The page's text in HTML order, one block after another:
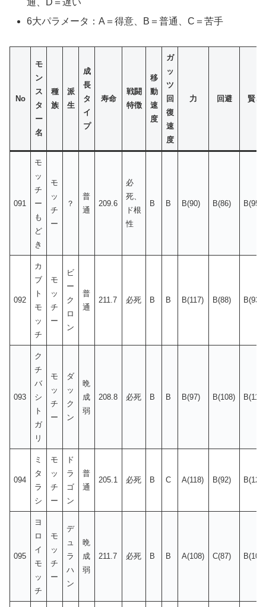
通、D＝遅い
6大パラメータ：A＝得意、B＝普通、C＝苦手
No
モ
ン
ス
タ
ー
名
種
族
派
生
成
長
タ
イ
プ
寿命
戦闘
特徴
移
動
速
度
ガ
ッ
ツ
回
復
速
度
力 回避 賢さ
091
モ
ッ
チ
ー
も
ど
き
モ
ッ
チ
ー
？
普
通
209.6
必
死、
ド根
性
B B B(90) B(86) B(95)
092
カ
ブ
ト
モ
ッ
チ
モ
ッ
チ
ー
ビ
ー
ク
ロ
ン
普
通
211.7 必死 B B B(117) B(88) B(93)
093
ク
チ
バ
シ
ト
ガ
リ
モ
ッ
チ
ー
ダ
ッ
ク
ン
晩
成
弱
208.8 必死 B B B(97) B(108) B(110)
094
ミ
タ
ラ
シ
モ
ッ
チ
ー
ド
ラ
ゴ
ン
普
通
205.1 必死 B C A(118) B(92) B(120)
095
ヨ
ロ
イ
モ
ッ
チ
モ
ッ
チ
ー
デ
ュ
ラ
ハ
ン
晩
成
弱
211.7 必死 B B A(108) C(87) B(100)